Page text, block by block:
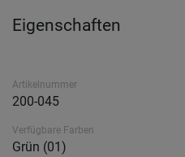
Eigenschaften
Artikelnummer
200-045
Verfügbare Farben
Grün (01)